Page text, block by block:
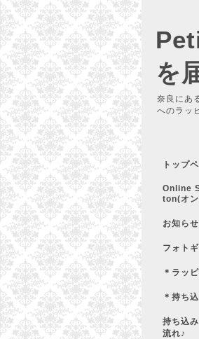
を
奈良にあ
へのラッ
トップ
Online
ton(オン
お知らせ
フォト
＊ラッ
＊持ち
持ち込
流れ♪